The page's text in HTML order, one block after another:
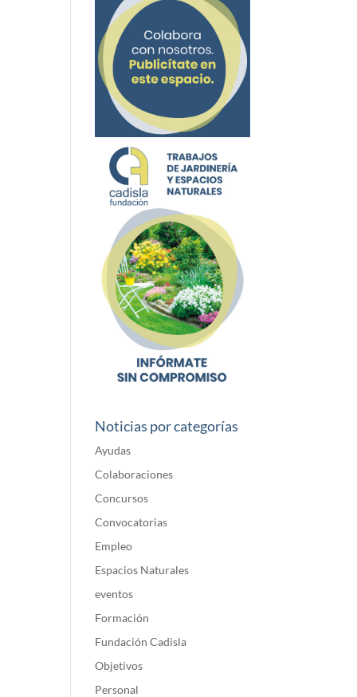
Noticias por categorías
Ayudas
Colaboraciones
Concursos
Convocatorias
Empleo
Espacios Naturales
eventos
Formación
Fundación Cadisla
Objetivos
Personal